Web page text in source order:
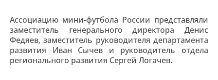
Ассоциацию мини-футбола России представляли
заместитель генерального директора Денис
Федяев, заместитель руководителя департамента
развития Иван Сычев и руководитель отдела
регионального развития Сергей Логачев.